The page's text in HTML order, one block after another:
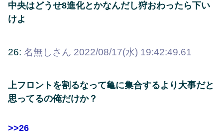
中央はどうせ8進化とかなんだし狩おわったら下い
けよ
26: 名無しさん 2022/08/17(水) 19:42:49.61
上フロントを割るなって亀に集合するより大事だと
思ってるの俺だけか？
>>26